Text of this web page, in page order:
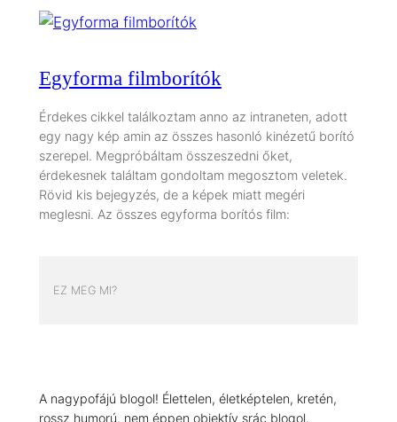
Egyforma filmborítók
Érdekes cikkel találkoztam anno az intraneten, adott
egy nagy kép amin az összes hasonló kinézetű borító
szerepel. Megpróbáltam összeszedni őket,
érdekesnek találtam gondoltam megosztom veletek.
Rövid kis bejegyzés, de a képek miatt megéri
meglesni. Az összes egyforma borítós film:
EZ MEG MI?
A nagypofájú blogol! Élettelen, életképtelen, kretén,
rossz humorú, nem éppen objektív srác blogol.